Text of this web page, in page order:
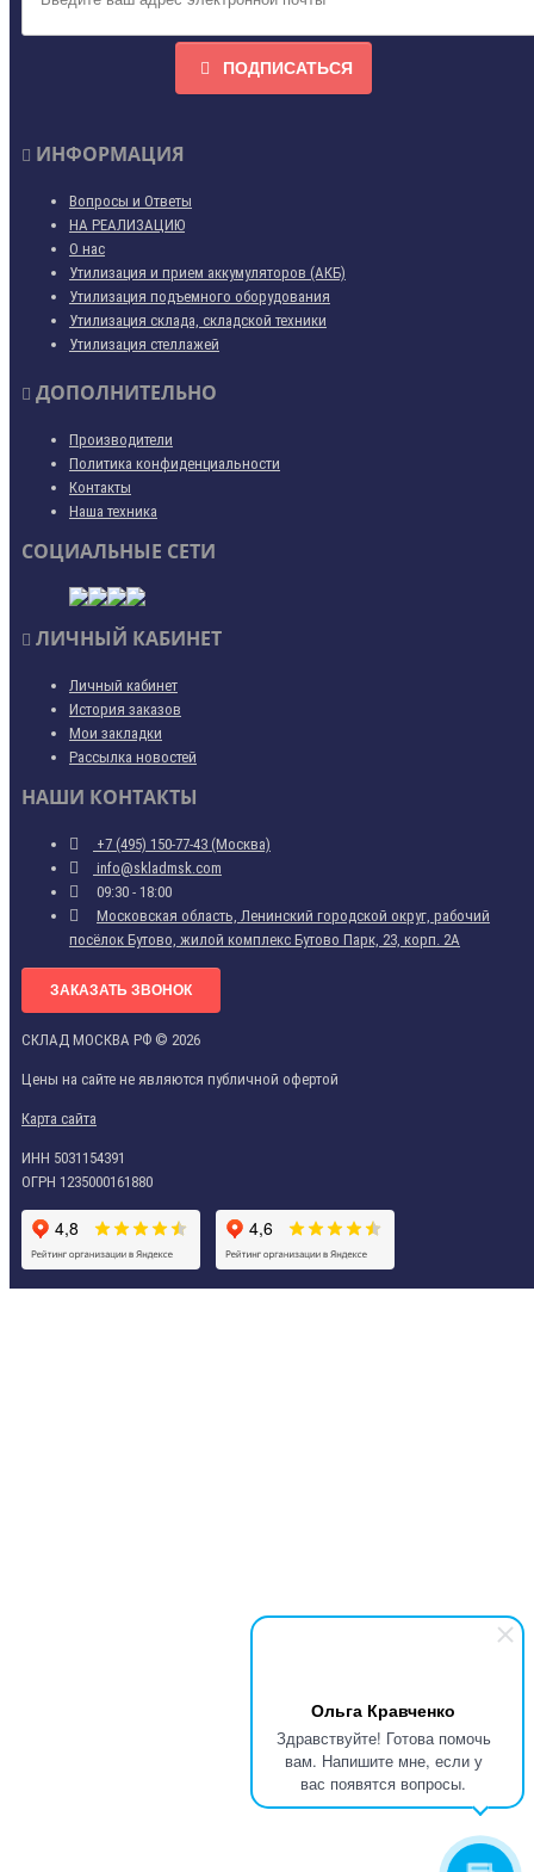
Ольга Кравченко
Здравствуйте! Готова помочь
вам. Напишите мне, если у
вас появятся вопросы.
ПОДПИСАТЬСЯ
ИНФОРМАЦИЯ
Вопросы и Ответы
НА РЕАЛИЗАЦИЮ
О нас
Утилизация и прием аккумуляторов (АКБ)
Утилизация подъемного оборудования
Утилизация склада, складской техники
Утилизация стеллажей
ДОПОЛНИТЕЛЬНО
Производители
Политика конфиденциальности
Контакты
Наша техника
СОЦИАЛЬНЫЕ СЕТИ
ЛИЧНЫЙ КАБИНЕТ
Личный кабинет
История заказов
Мои закладки
Рассылка новостей
НАШИ КОНТАКТЫ
+7 (495) 150-77-43 (Москва)
info@skladmsk.com
09:30 - 18:00
Московская область, Ленинский городской округ, рабочий
посёлок Бутово, жилой комплекс Бутово Парк, 23, корп. 2А
ЗАКАЗАТЬ ЗВОНОК
СКЛАД МОСКВА РФ © 2026
Цены на сайте не являются публичной офертой
Карта сайта
ИНН 5031154391
ОГРН 1235000161880